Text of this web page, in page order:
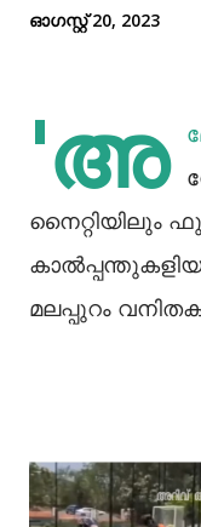
ഓഗസ്റ്റ് 20, 2023
'അ
നൈറ്റിയിലും
മലപ്പുറം